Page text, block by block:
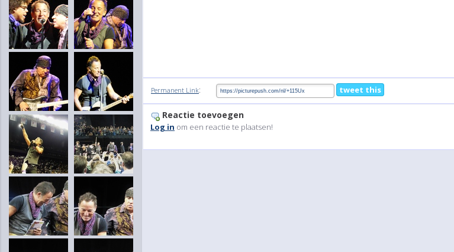
Permanent Link: tweet this
Reactie toevoegen
Log in om een reactie te plaatsen!